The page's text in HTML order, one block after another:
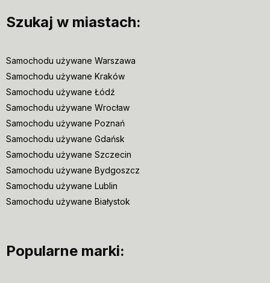
Szukaj w miastach:
Samochodu używane Warszawa
Samochodu używane Kraków
Samochodu używane Łódź
Samochodu używane Wrocław
Samochodu używane Poznań
Samochodu używane Gdańsk
Samochodu używane Szczecin
Samochodu używane Bydgoszcz
Samochodu używane Lublin
Samochodu używane Białystok
Popularne marki: